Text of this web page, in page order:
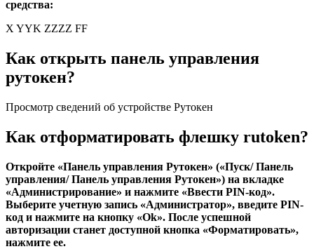
средства:
X YYK ZZZZ FF
Как открыть панель управления
рутокен?
Просмотр сведений об устройстве Рутокен
Как отформатировать флешку rutoken?
Откройте «Панель управления Рутокен» («Пуск/ Панель
управления/ Панель управления Рутокен») на вкладке
«Администрирование» и нажмите «Ввести PIN-код».
Выберите учетную запись «Администратор», введите PIN-
код и нажмите на кнопку «Ok». После успешной
авторизации станет доступной кнопка «Форматировать»,
нажмите ее.